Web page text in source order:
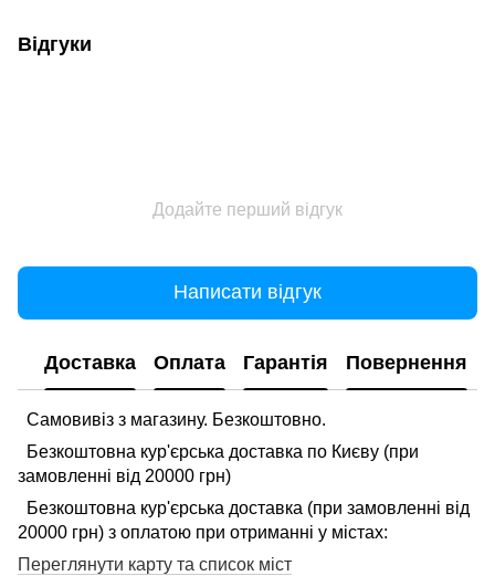
Відгуки
Додайте перший відгук
Написати відгук
Доставка Оплата Гарантія Повернення
Самовивіз з магазину. Безкоштовно.
Безкоштовна кур'єрська доставка по Києву (при
замовленні від 20000 грн)
Безкоштовна кур'єрська доставка (при замовленні від
20000 грн) з оплатою при отриманні у містах:
Переглянути карту та список міст